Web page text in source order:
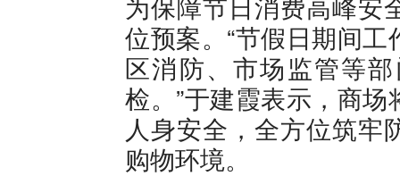
位预案。“节假日期间
区消防、市场监管等
检。”于建霞表示，商
人身安全，全方位筑牢
购物环境。